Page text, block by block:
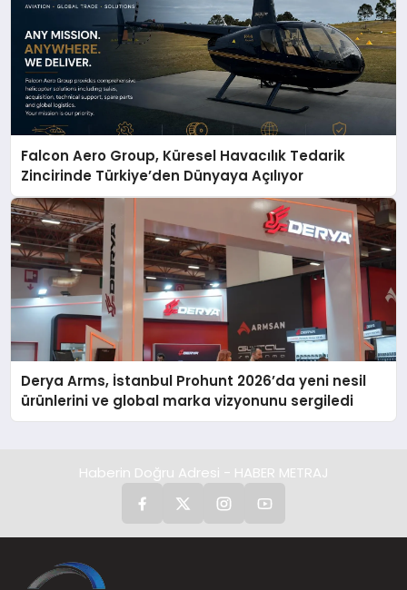
Falcon Aero Group, Küresel Havacılık Tedarik
Zincirinde Türkiye’den Dünyaya Açılıyor
Derya Arms, İstanbul Prohunt 2026’da yeni nesil
ürünlerini ve global marka vizyonunu sergiledi
Haberin Doğru Adresi - HABER METRAJ